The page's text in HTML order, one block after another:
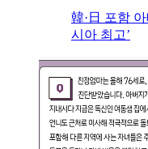
韓·日 포함
시아 최고’